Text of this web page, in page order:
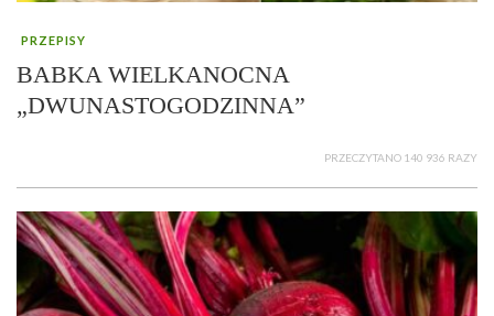
PRZEPISY
BABKA WIELKANOCNA
„DWUNASTOGODZINNA”
PRZECZYTANO 140 936 RAZY